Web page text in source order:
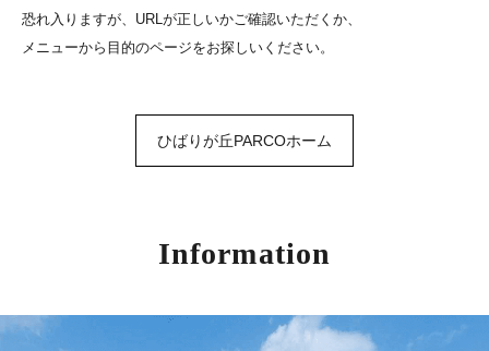
恐れ入りますが、URLが正しいかご確認いただくか、
メニューから目的のページをお探しいください。
ひばりが丘PARCOホーム
Information